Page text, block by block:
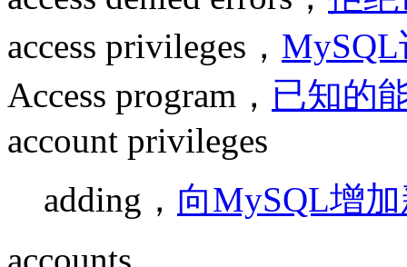
access privileges，
Access program， 已知的
account privileges
adding， 向MySQL增